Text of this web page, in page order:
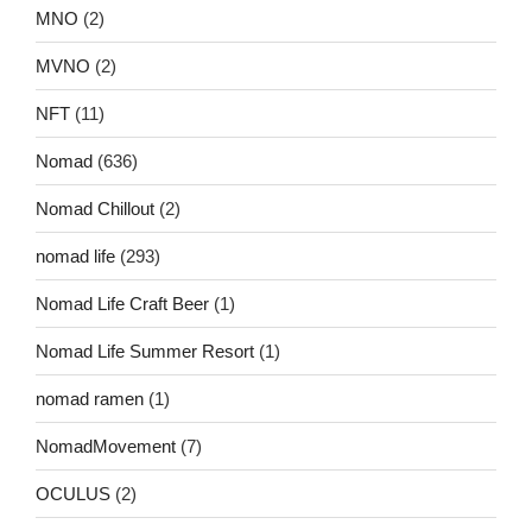
MNO (2)
MVNO (2)
NFT (11)
Nomad (636)
Nomad Chillout (2)
nomad life (293)
Nomad Life Craft Beer (1)
Nomad Life Summer Resort (1)
nomad ramen (1)
NomadMovement (7)
OCULUS (2)